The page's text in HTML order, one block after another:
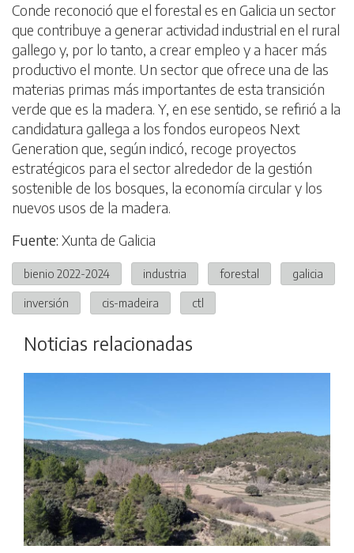
Conde reconoció que el forestal es en Galicia un sector
que contribuye a generar actividad industrial en el rural
gallego y, por lo tanto, a crear empleo y a hacer más
productivo el monte. Un sector que ofrece una de las
materias primas más importantes de esta transición
verde que es la madera. Y, en ese sentido, se refirió a la
candidatura gallega a los fondos europeos Next
Generation que, según indicó, recoge proyectos
estratégicos para el sector alrededor de la gestión
sostenible de los bosques, la economía circular y los
nuevos usos de la madera.
Fuente: Xunta de Galicia
bienio 2022-2024 industria forestal galicia
inversión cis-madeira ctl
Noticias relacionadas